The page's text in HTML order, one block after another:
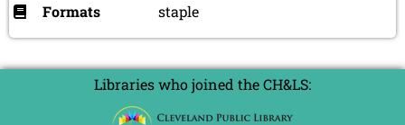
Formats
staple
Libraries who joined the CH&LS: